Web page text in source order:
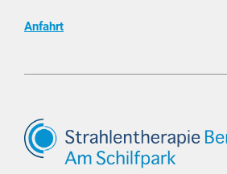
Anfahrt